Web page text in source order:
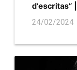
d’escritas”
24/02/2024